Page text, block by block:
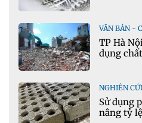
VĂN BẢN -
TP Hà
dụng
NGHIÊN
Sử dụng
nâng tỷ